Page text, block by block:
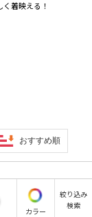
着映える！
おすすめ順
カラー
絞り込み
検索